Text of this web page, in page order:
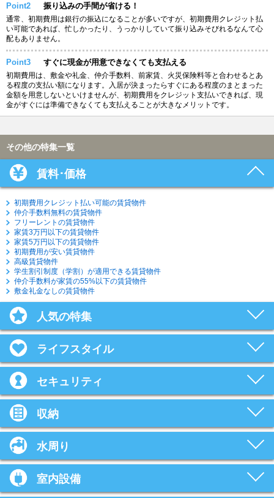
Point2 振り込みの手間が省ける！
通常、初期費用は銀行の振込になることが多いですが、初期費用クレジット払
い可能であれば、忙しかったり、うっかりしていて振り込みそびれるなんて心
配もありません。
Point3 すぐに現金が用意できなくても支払える
初期費用は、敷金や礼金、仲介手数料、前家賃、火災保険料等と合わせるとあ
る程度の支払い額になります。入居が決まったらすぐにある程度のまとまった
金額を用意しないといけませんが、初期費用をクレジット支払いできれば、現
金がすぐには準備できなくても支払えることが大きなメリットです。
その他の特集一覧
賃料･価格
初期費用クレジット払い可能の賃貸物件
仲介手数料無料の賃貸物件
フリーレントの賃貸物件
家賃3万円以下の賃貸物件
家賃5万円以下の賃貸物件
初期費用が安い賃貸物件
高級賃貸物件
学生割引制度（学割）が適用できる賃貸物件
仲介手数料が家賃の55%以下の賃貸物件
敷金礼金なしの賃貸物件
人気の特集
ライフスタイル
セキュリティ
収納
水周り
室内設備